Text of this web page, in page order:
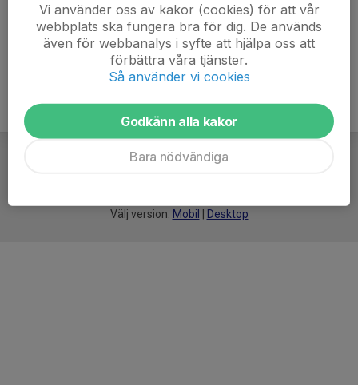
Välj version: Mobil Desktop
Vi använder oss av kakor (cookies) för att vår
webbplats ska fungera bra för dig. De används
även för webbanalys i syfte att hjälpa oss att
förbättra våra tjänster.
Så använder vi cookies
Godkänn alla kakor
Bara nödvändiga